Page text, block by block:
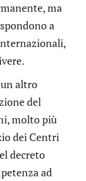
ma
a
altro
del
molto più
dei Centri
decreto
ad